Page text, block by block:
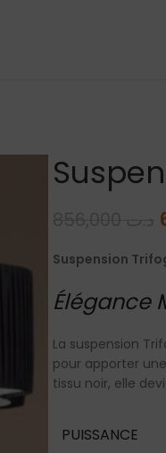
Suspension
Élégance
La suspension
pour apporter
tissu noir, elle
PUISSANCE